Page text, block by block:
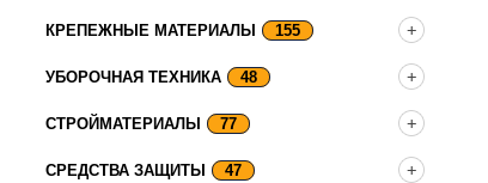
КРЕПЕЖНЫЕ МАТЕРИАЛЫ 155
УБОРОЧНАЯ ТЕХНИКА 48
СТРОЙМАТЕРИАЛЫ 77
СРЕДСТВА ЗАЩИТЫ 47